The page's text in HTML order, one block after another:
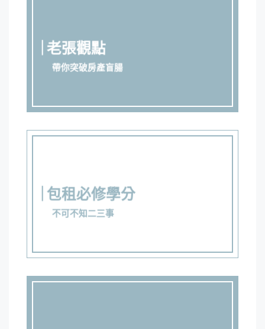
老張觀點
帶你突破房產盲腸
包租必修學分
不可不知二三事